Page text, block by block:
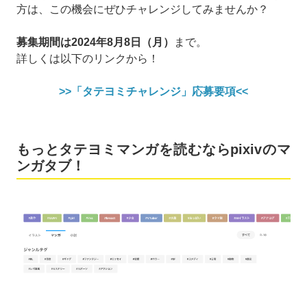
方は、この機会にぜひチャレンジしてみませんか？
募集期間は2024年8月8日（月）
まで。
詳しくは以下のリンクから！
>>「タテヨミチャレンジ」応募要項<<
もっとタテヨミマンガを読むならpixivのマ
ンガタブ！